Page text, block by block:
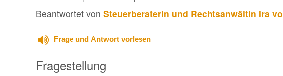
Beantwortet von Steuerberaterin und Rechtsanwältin Ira
Frage und Antwort vorlesen
Fragestellung